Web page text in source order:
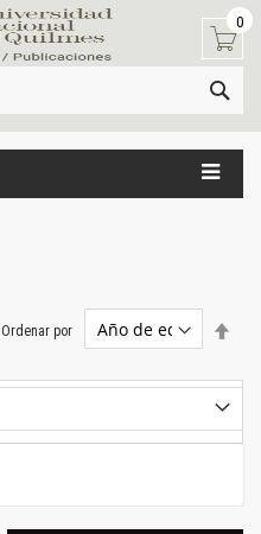
0
Ordenar por